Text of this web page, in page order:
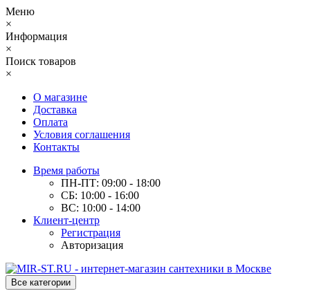
Меню
×
Информация
×
Поиск товаров
×
О магазине
Доставка
Оплата
Условия соглашения
Контакты
Время работы
ПН-ПТ: 09:00 - 18:00
СБ: 10:00 - 16:00
ВС: 10:00 - 14:00
Клиент-центр
Регистрация
Авторизация
Все категории